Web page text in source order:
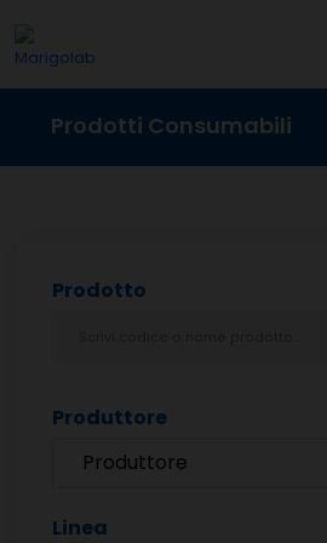
Prodotti Consumabili
Prodotto
Produttore
Produttore
Linea